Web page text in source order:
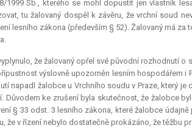
1999 Sb., kterého se mohl dopustit jen vlastník
tu žalovaný dospěl k závěru, že vrchní soud
lesního zákona (především § 52). Žalovaný má za
že žalovaný opřel své původní rozhodnutí
výslovně upozorněn lesním hospodářem i
napadl žalobce u Vrchního soudu v Praze, který
Důvodem ke zrušení byla skutečnost, že žalobce
§ 33 odst. 3 lesního zákona, které žalobce
že v řízení nebylo dostatečně prokázáno, že těžbu